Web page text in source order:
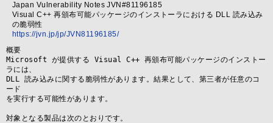
Japan Vulnerability Notes JVN#81196185
Visual C++ 再頒布可能パッケージのインストーラにおける DLL 読み込み
の脆弱性
https://jvn.jp/jp/JVN81196185/
概要
Microsoft が提供する Visual C++ 再頒布可能パッケージのインストー
ラには、
DLL 読み込みに関する脆弱性があります。結果として、第三者が任意のコ
ード
を実行する可能性があります。
対象となる製品は次のとおりです。